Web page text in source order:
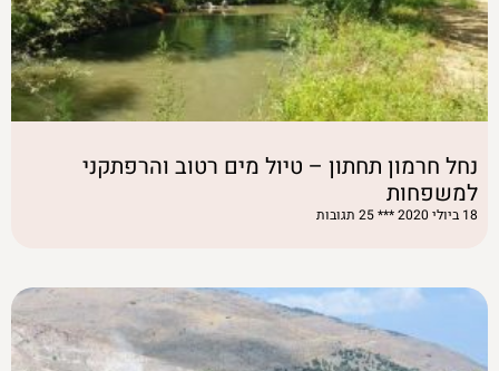
נחל חרמון תחתון – טיול מים רטוב והרפתקני
למשפחות
18 ביולי 2020